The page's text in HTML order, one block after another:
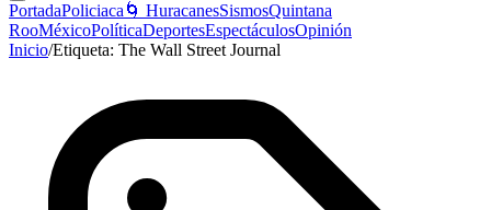
PortadaPoliciaca 🌀 HuracanesSismosQuintana
RooMéxicoPolíticaDeportesEspectáculosOpinión
Inicio/Etiqueta: The Wall Street Journal